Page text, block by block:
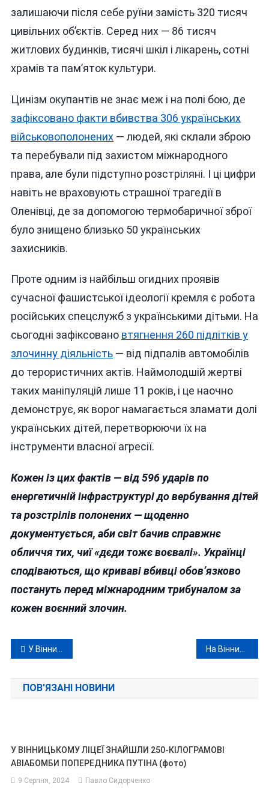
залишаючи після себе руїни замість 320 тисяч
цивільних об’єктів. Серед них — 86 тисяч
житлових будинків, тисячі шкіл і лікарень, сотні
храмів та пам’яток культури.
Цинізм окупантів не знає меж і на полі бою, де
зафіксовано факти вбивства 306 українських
військовополонених— людей, які склали зброю
та перебували під захистом міжнародного
права, але були підступно розстріляні. І ці цифри
навіть не враховують страшної трагедії в
Оленівці, де за допомогою термобаричної зброї
було знищено близько 50 українських
захисників.
Проте одним із найбільш огидних проявів
сучасної фашистської ідеології кремля є робота
російських спецслужб з українськими дітьми. На
сьогодні зафіксовано втягнення 260 підлітків у
злочинну діяльність— від підпалів автомобілів
до терористичних актів. Наймолодшій жертві
таких маніпуляцій лише 11 років, і це наочно
демонструє, як ворог намагається зламати долі
українських дітей, перетворюючи їх на
інструменти власної агресії.
Кожен із цих фактів — від 596 ударів по
енергетичній інфраструктурі до вербування дітей
та розстрілів полонених — щоденно
документується, аби світ бачив справжнє
обличчя тих, чиї «дєди тожє воєвалі». Українці
сподіваються, що криваві вбивці обов’язково
постануть перед міжнародним трибуналом за
кожен воєнний злочин.
Навігація
записів
У Вінниці вшанували пам’ять загиблих у Другій світовій війні
ПОВ'ЯЗАНІ НОВИНИ
У ВІННИЦЬКОМУ ЛІЦЕЇ ЗНАЙШЛИ 250-КІЛОГРАМОВІ
АВІАБОМБИ ПОПЕРЕДНИКА ПУТІНА (фото)
9 Серпня, 2024 Павло Сидорченко